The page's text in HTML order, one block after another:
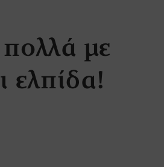
με
ελπίδα!